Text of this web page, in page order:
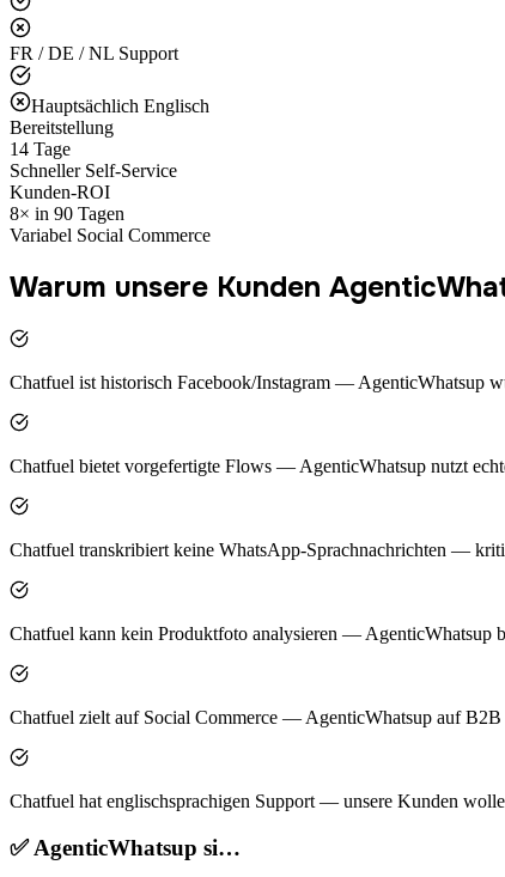
FR / DE / NL Support
Hauptsächlich Englisch
Bereitstellung
14 Tage
Schneller Self-Service
Kunden-ROI
8× in 90 Tagen
Variabel Social Commerce
Warum unsere Kunden
Chatfuel ist historisch Facebook/Instagram — AgenticWhatsup
Chatfuel bietet vorgefertigte Flows — AgenticWhatsup nutzt
Chatfuel transkribiert keine WhatsApp-Sprachnachrichten —
Chatfuel kann kein Produktfoto analysieren — AgenticWhatsup
Chatfuel zielt auf Social Commerce — AgenticWhatsup auf
Chatfuel hat englischsprachigen Support — unsere Kunden
✅ AgenticWhatsup si…